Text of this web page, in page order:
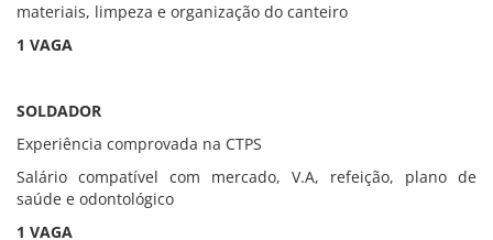
materiais, limpeza e organização do canteiro
1 VAGA
SOLDADOR
Experiência comprovada na CTPS
Salário compatível com mercado, V.A, refeição, plano de
saúde e odontológico
1 VAGA